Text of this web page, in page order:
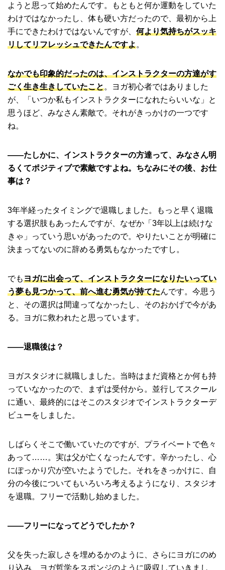
ようと思って始めたんです。もともと何か運動をしていた
わけではなかったし、体も硬い方だったので、最初から上
手にできたわけではないんですが、 何より気持ちがスッキ
リしてリフレッシュできたんですよ。
なかでも印象的だったのは、インストラクターの方達がす
ごく生き生きしていたこと。ヨガ初心者ではありました
が、「いつか私もインストラクターになれたらいいな」と
思うほど、みなさん素敵で。それがきっかけの一つです
ね。
――たしかに、インストラクターの方達って、みなさん明
るくてポジティブで素敵ですよね。ちなみにその後、お仕
事は？
3年半経ったタイミングで退職しました。もっと早く退職
する選択肢もあったんですが、なぜか「3年以上は続けな
きゃ」っていう思いがあったので。やりたいことが明確に
決まってないのに辞める勇気もなかったですし。
でもヨガに出会って、インストラクターになりたいってい
う夢も見つかって、前へ進む勇気が持てたんです。今思う
と、その選択は間違ってなかったし、そのおかげで今があ
る。ヨガに救われたと思っています。
――退職後は？
ヨガスタジオに就職しました。当時はまだ資格とか何も持
っていなかったので、まずは受付から。並行してスクール
に通い、最終的にはそこのスタジオでインストラクターデ
ビューをしました。
しばらくそこで働いていたのですが、プライベートで色々
あって……。実は父が亡くなったんです。辛かったし、心
にぽっかり穴が空いたようでした。それをきっかけに、自
分の今後についてもいろいろ考えるようになり、スタジオ
を退職。フリーで活動し始めました。
――フリーになってどうでしたか？
父を失った寂しさを埋めるかのように、さらにヨガにのめ
り込み、ヨガ哲学をスポンジのように吸収していきまし